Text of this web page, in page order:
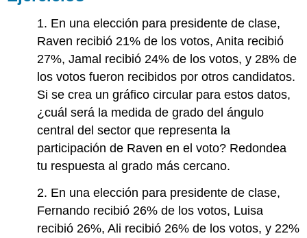
1. En una elección para presidente de clase,
Raven recibió 21% de los votos, Anita recibió
27%, Jamal recibió 24% de los votos, y 28% de
los votos fueron recibidos por otros candidatos.
Si se crea un gráfico circular para estos datos,
¿cuál será la medida de grado del ángulo
central del sector que representa la
participación de Raven en el voto? Redondea
tu respuesta al grado más cercano.
2. En una elección para presidente de clase,
Fernando recibió 26% de los votos, Luisa
recibió 26%, Ali recibió 26% de los votos, y 22%